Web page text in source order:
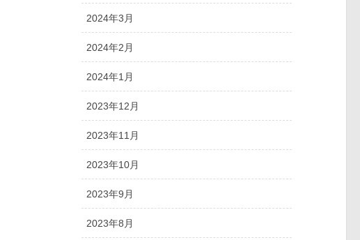
2024年3月
2024年2月
2024年1月
2023年12月
2023年11月
2023年10月
2023年9月
2023年8月